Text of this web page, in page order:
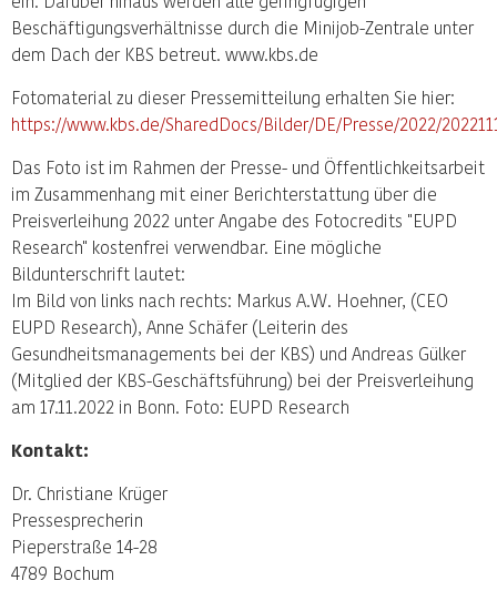
Beschäftigungsverhältnisse durch die Minijob-Zentrale unter
dem Dach der KBS betreut. www.kbs.de
Fotomaterial zu dieser Pressemitteilung erhalten Sie hier:
https://www.kbs.de/SharedDocs/Bilder/DE/Presse/2022/
Das Foto ist im Rahmen der Presse- und Öffentlichkeitsarbeit
im Zusammenhang mit einer Berichterstattung über die
Preisverleihung 2022 unter Angabe des Fotocredits "EUPD
Research" kostenfrei verwendbar. Eine mögliche
Bildunterschrift lautet:
Im Bild von links nach rechts: Markus A.W. Hoehner, (CEO
EUPD Research), Anne Schäfer (Leiterin des
Gesundheitsmanagements bei der KBS) und Andreas Gülker
(Mitglied der KBS-Geschäftsführung) bei der Preisverleihung
am 17.11.2022 in Bonn. Foto: EUPD Research
Kontakt:
Dr. Christiane Krüger
Pressesprecherin
Pieperstraße 14-28
4789 Bochum